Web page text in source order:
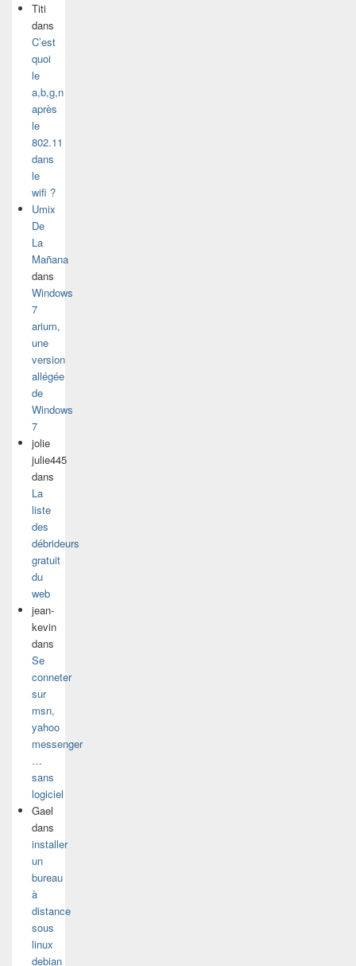
Titi
dans
C’est
quoi
le
a,b,g,n
après
le
802.11
dans
le
wifi ?
Umix
De
La
Mañana
dans
Windows
7
arium,
une
version
allégée
de
Windows
7
jolie
julie445
dans
La
liste
des
débrideurs
gratuit
du
web
jean-
kevin
dans
Se
conneter
sur
msn,
yahoo
messenger
…
sans
logiciel
Gael
dans
installer
un
bureau
à
distance
sous
linux
debian